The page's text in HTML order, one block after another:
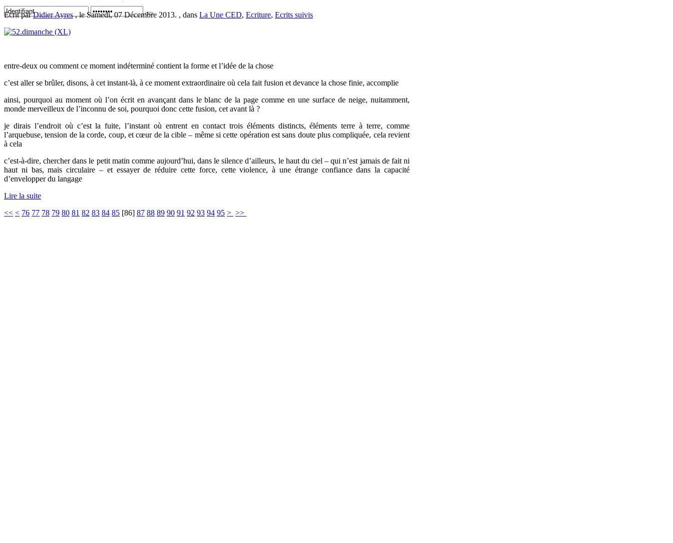
Ecrit parDidier Ayres, le Samedi, 07 Décembre 2013. , dans La Une CED, Ecriture, Ecrits suivis
entre-deux ou comment ce moment indéterminé contient la forme et l’idée de la chose
c’est aller se brûler, disons, à cet instant-là, à ce moment extraordinaire où cela fait fusion et devance la chose finie, accomplie
ainsi, pourquoi au moment où l’on écrit en avançant dans le blanc de la page comme en une surface de neige, nuitamment,
monde merveilleux de l’inconnu de soi, pourquoi donc cette fusion, cet avant là ?
je dirais l’endroit où c’est la fuite, l’instant où entrent en contact trois éléments distincts, éléments terre à terre, comme
l’arquebuse, tension de la corde, coup, et cœur de la cible – même si cette opération est sans doute plus compliquée, cela revient
à cela
c’est-à-dire, chercher dans le petit matin comme aujourd’hui, dans le silence d’ailleurs, le haut du ciel – qui n’est jamais de fait ni
haut ni bas, mais circulaire – et essayer de réduire cette force, cette violence, à une étrange confiance dans la capacité
d’envelopper du langage
Lire la suite
<< < 76 77 78 79 80 81 82 83 84 85 [86] 87 88 89 90 91 92 93 94 95 > >>